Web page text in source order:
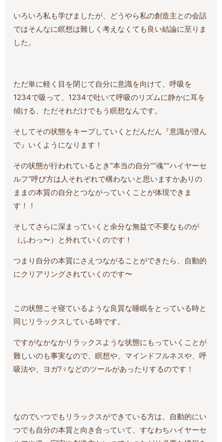
いろいろ私も学びましたが、どうやら私の創造主との会話
ではそんなに瞑想は難しく考えなくても良い結論に至りま
した。
ただ単に軽く目を閉じて自分に意識を向けて、呼吸を
1234で吸って、1234で吐いて呼吸のリズムに静かに耳を
傾ける、ただそれだけでもう瞑想なんです。
そしてその状態をキープしていくとだんだん『意識が澄ん
で』いくようになります！
その状態が行われているとき“本当の自分““魂““ハイヤーセ
ルフ“呼び方は人それぞれで構わないと思いますかありの
ままの本質の自分とつながっていくことが体現できま
す！！
そしてさらに深まっていくと余分な無益で不要なものが
（ふわっ〜）と外れていくのです！
つまり自分の本質にさえつながることができたら、自動的
にクリアリングされていくのです〜
この状態こそ寝ているような良質な睡眠をとっている時と
同じリラックスしている時です。
ですがなかなかリラックスような状態にもっていくことが
難しいのも事実なので、瞑想や、マインドフルネスや、呼
吸法や、ヨガ?‍♀️などのツールがあったりするのです！
なのでいつでもリラックスができている方は、自動的にい
つでも自分の本質と向き合っていて、すなわちハイヤーセ